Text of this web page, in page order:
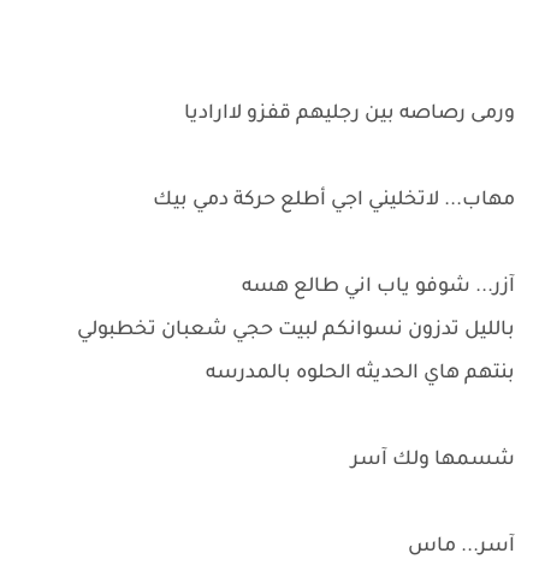
ورمى رصاصه بين رجليهم قفزو لااراديا
مهاب... لاتخليني اجي أطلع حركة دمي بيك
آزر... شوفو ياب اني طالع هسه
بالليل تدزون نسوانكم لبيت حجي شعبان تخطبولي
بنتهم هاي الحديثه الحلوه بالمدرسه
شسمها ولك آسر
آسر... ماس